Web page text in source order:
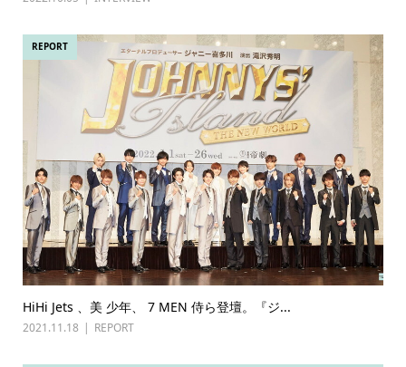
REPORT
HiHi Jets 、美 少年、 7 MEN 侍ら登壇。『ジ...
2021.11.18 REPORT